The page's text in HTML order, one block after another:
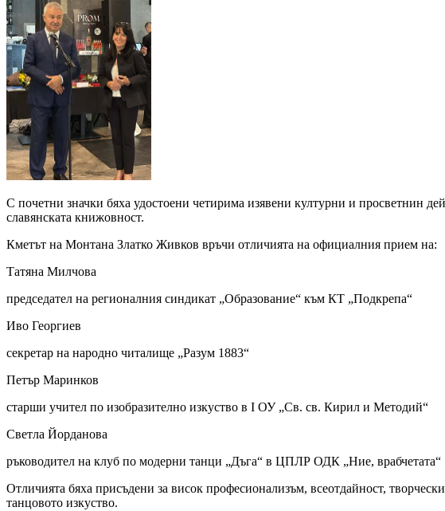
С почетни значки бяха удостоени четирима изявени културни и просветнин
славянската книжовност.
Кметът на Монтана Златко Живков връчи отличията на официалния прием на:
Татяна Милчова
председател на регионалния синдикат „Образование“ към КТ „Подкрепа“
Иво Георгиев
секретар на народно читалище „Разум 1883“
Петър Маринков
старши учител по изобразително изкуство в I ОУ „Св. св. Кирил и Методий“
Светла Йорданова
ръководител на клуб по модерни танци „Дъга“ в ЦПЛР ОДК „Ние, врабчетата“
Отличията бяха присъдени за висок професионализъм, всеотдайност,
танцовото изкуство.